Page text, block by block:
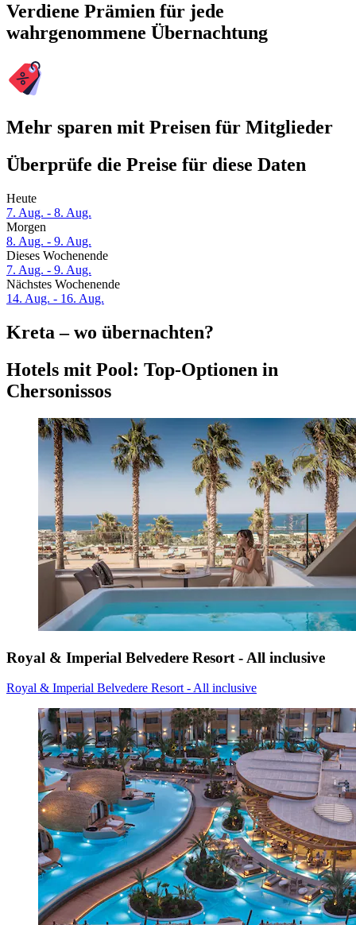
Verdiene Prämien für jede
wahrgenommene Übernachtung
Mehr sparen mit Preisen für Mitglieder
Überprüfe die Preise für diese Daten
Heute
7. Aug. - 8. Aug.
Morgen
8. Aug. - 9. Aug.
Dieses Wochenende
7. Aug. - 9. Aug.
Nächstes Wochenende
14. Aug. - 16. Aug.
Kreta – wo übernachten?
Hotels mit Pool: Top-Optionen in
Chersonissos
Royal & Imperial Belvedere Resort - All inclusive
Royal & Imperial Belvedere Resort - All inclusive